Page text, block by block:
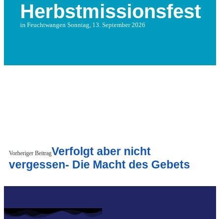
Herbstmissionsfest
in Feuchtwangen Sonntag, 13. September 2026
Vorheriger BeitragVerfolgt aber nicht
vergessen- Die Macht des Gebets